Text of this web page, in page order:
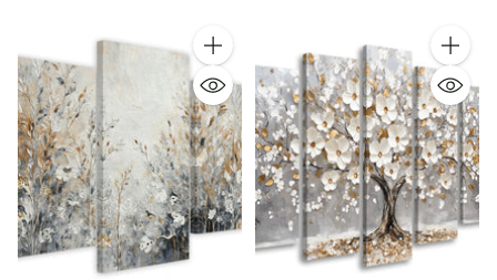
Kiekis Kiekis